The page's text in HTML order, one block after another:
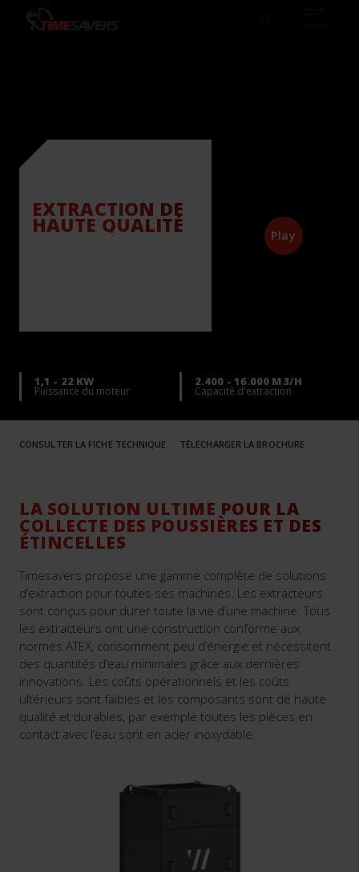
DE CLIENTS
EXTRACTION DE
HAUTE QUALITÉ Play
1,1 - 22 KW
Puissance du moteur
2.400 - 16.000 M3/H
Capacité d'extraction
CONSULTER LA FICHE TECHNIQUE TÉLÉCHARGER LA BROCHURE
LA SOLUTION ULTIME POUR LA
COLLECTE DES POUSSIÈRES ET DES
ÉTINCELLES
Timesavers propose une gamme complète de solutions
d’extraction pour toutes ses machines. Les extracteurs
sont conçus pour durer toute la vie d’une machine. Tous
les extracteurs ont une construction conforme aux
normes ATEX, consomment peu d’énergie et nécessitent
des quantités d’eau minimales grâce aux dernières
innovations. Les coûts opérationnels et les coûts
ultérieurs sont faibles et les composants sont de haute
qualité et durables, par exemple toutes les pièces en
contact avec l’eau sont en acier inoxydable.